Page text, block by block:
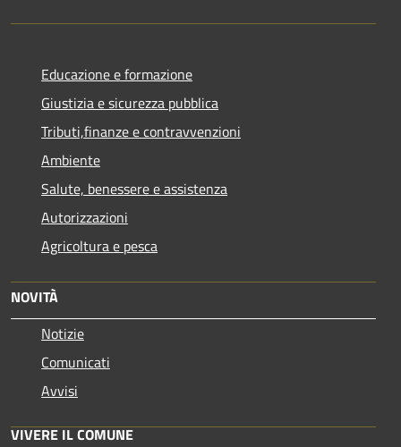
Educazione e formazione
Giustizia e sicurezza pubblica
Tributi,finanze e contravvenzioni
Ambiente
Salute, benessere e assistenza
Autorizzazioni
Agricoltura e pesca
NOVITÀ
Notizie
Comunicati
Avvisi
VIVERE IL COMUNE